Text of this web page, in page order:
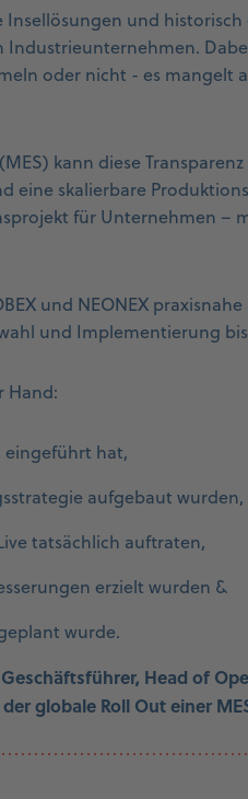
und
oder nicht - es mangelt
kann diese
eine skalierbare
für Unternehmen
und NEONEX
und Implementierung
Hand:
eingeführt hat,
aufgebaut wurden,
tatsächlich auftraten,
erzielt wurden &
wurde.
Head of
globale Roll Out einer